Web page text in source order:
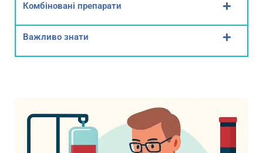
Комбіновані препарати
Важливо знати